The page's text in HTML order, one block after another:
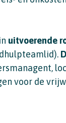
uitvoerende
voor de